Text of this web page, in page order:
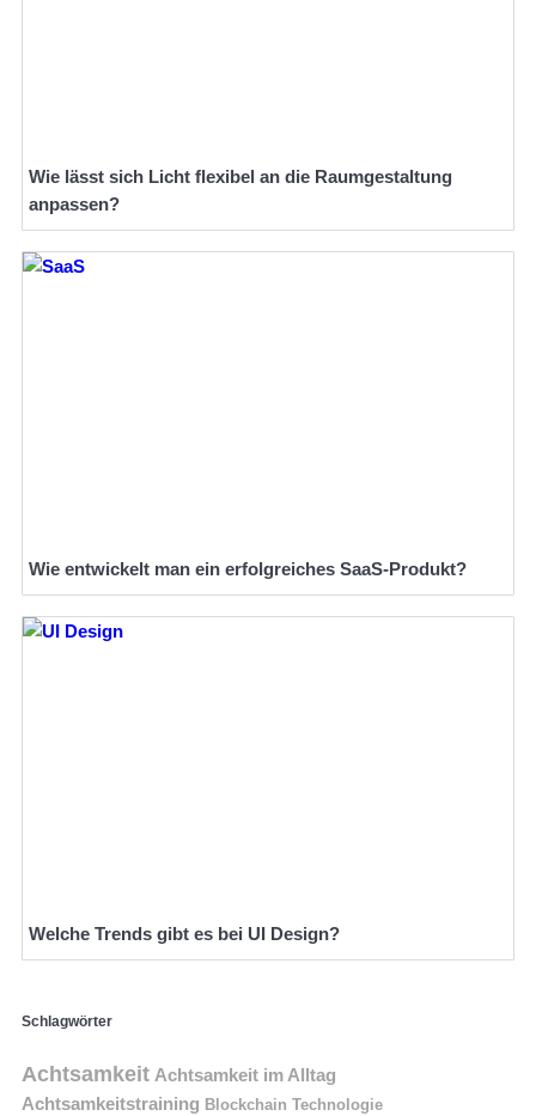
Wie lässt sich Licht flexibel an die Raumgestaltung
anpassen?
Wie entwickelt man ein erfolgreiches SaaS-Produkt?
Welche Trends gibt es bei UI Design?
Schlagwörter
Achtsamkeit Achtsamkeit im Alltag
Achtsamkeitstraining Blockchain Technologie